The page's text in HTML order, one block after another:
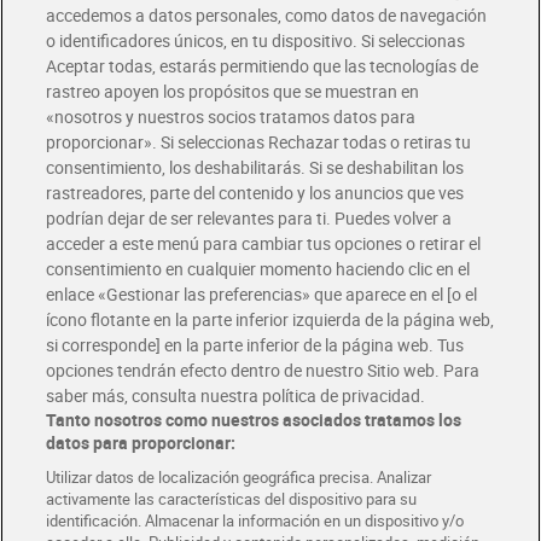
Envío gratis por compras superiores a 100€
Envío estandar por 4,99€
Glovo y Uber Eats
Solicita tu factura de Glovo o Uber Eats
Únete al CLUB Dia
Disfruta las ventajas y ofertas exclusivas.
Descárgate la APP Dia
Folletos y Tiendas
Descubre las mejores ofertas y busca tu tienda más cercana
Tarjeta MaX Dia
Te devuelve hasta 8€/mes de tus compras.
¡Solicita tu tarjeta de crédito aquí!
COMER MEJOR CADA DIA
accedemos a datos personales, como datos de navegación
o identificadores únicos, en tu dispositivo. Si seleccionas
Aceptar todas, estarás permitiendo que las tecnologías de
rastreo apoyen los propósitos que se muestran en
«nosotros y nuestros socios tratamos datos para
proporcionar». Si seleccionas Rechazar todas o retiras tu
consentimiento, los deshabilitarás. Si se deshabilitan los
rastreadores, parte del contenido y los anuncios que ves
podrían dejar de ser relevantes para ti. Puedes volver a
acceder a este menú para cambiar tus opciones o retirar el
consentimiento en cualquier momento haciendo clic en el
enlace «Gestionar las preferencias» que aparece en el [o el
ícono flotante en la parte inferior izquierda de la página web,
si corresponde] en la parte inferior de la página web. Tus
opciones tendrán efecto dentro de nuestro Sitio web. Para
saber más, consulta nuestra política de privacidad.
Tanto nosotros como nuestros asociados tratamos los
datos para proporcionar:
Utilizar datos de localización geográfica precisa. Analizar
activamente las características del dispositivo para su
identificación. Almacenar la información en un dispositivo y/o